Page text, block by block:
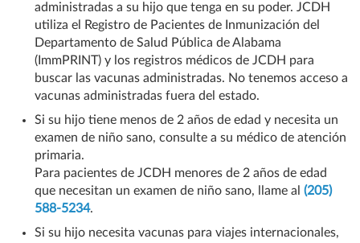
administradas a su hijo que tenga en su poder. JCDH
utiliza el Registro de Pacientes de Inmunización del
Departamento de Salud Pública de Alabama
(ImmPRINT) y los registros médicos de JCDH para
buscar las vacunas administradas. No tenemos acceso a
vacunas administradas fuera del estado.
Si su hijo tiene menos de 2 años de edad y necesita un
examen de niño sano, consulte a su médico de atención
primaria.
Para pacientes de JCDH menores de 2 años de edad
que necesitan un examen de niño sano, llame al (205)
588-5234.
Si su hijo necesita vacunas para viajes internacionales,